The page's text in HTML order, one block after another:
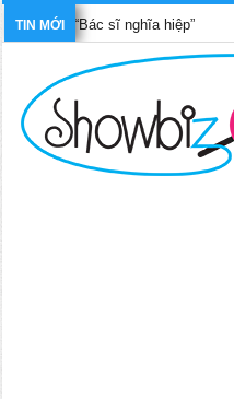
TIN MỚI
“Bác sĩ nghĩa hiệp”